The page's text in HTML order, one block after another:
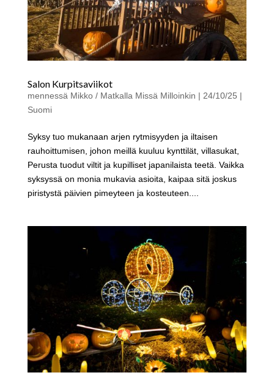
Salon Kurpitsaviikot
mennessä Mikko / Matkalla Missä Milloinkin | 24/10/25 |
Suomi
Syksy tuo mukanaan arjen rytmisyyden ja iltaisen
rauhoittumisen, johon meillä kuuluu kynttilät, villasukat,
Perusta tuodut viltit ja kupilliset japanilaista teetä. Vaikka
syksyssä on monia mukavia asioita, kaipaa sitä joskus
piristystä päivien pimeyteen ja kosteuteen....